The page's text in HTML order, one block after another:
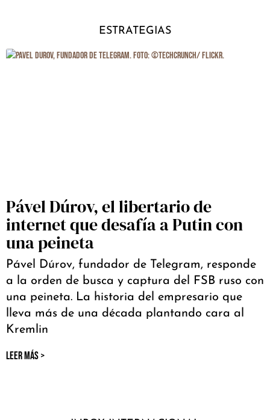
ESTRATEGIAS
Pável Dúrov, el libertario de
internet que desafía a Putin con
una peineta
Pável Dúrov, fundador de Telegram, responde
a la orden de busca y captura del FSB ruso con
una peineta. La historia del empresario que
lleva más de una década plantando cara al
Kremlin
LEER MÁS >